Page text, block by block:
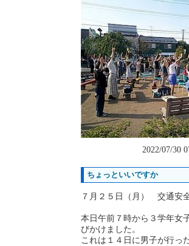
2022/07/30
ちょっといいですか
７月２５日（月） 交通安
本日午前７時から３学年女
びかけました。
これは１４日に男子が行っ